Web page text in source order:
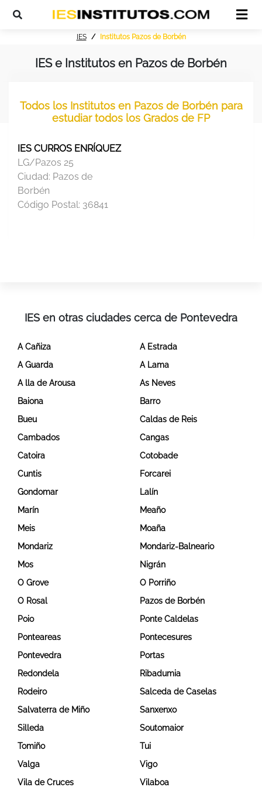
IES Institutos Pazos de Borbén
IES e Institutos en Pazos de Borbén
Todos los Institutos en Pazos de Borbén para
estudiar todos los Grados de FP
IES CURROS ENRÍQUEZ
LG/Pazos 25
Ciudad: Pazos de
Borbén
Código Postal: 36841
IES en otras ciudades cerca de Pontevedra
A Cañiza
A Estrada
A Guarda
A Lama
A lla de Arousa
As Neves
Baiona
Barro
Bueu
Caldas de Reis
Cambados
Cangas
Catoira
Cotobade
Cuntis
Forcarei
Gondomar
Lalín
Marín
Meaño
Meis
Moaña
Mondariz
Mondariz-Balneario
Mos
Nigrán
O Grove
O Porriño
O Rosal
Pazos de Borbén
Poio
Ponte Caldelas
Ponteareas
Pontecesures
Pontevedra
Portas
Redondela
Ribadumia
Rodeiro
Salceda de Caselas
Salvaterra de Miño
Sanxenxo
Silleda
Soutomaior
Tomiño
Tui
Valga
Vigo
Vila de Cruces
Vilaboa